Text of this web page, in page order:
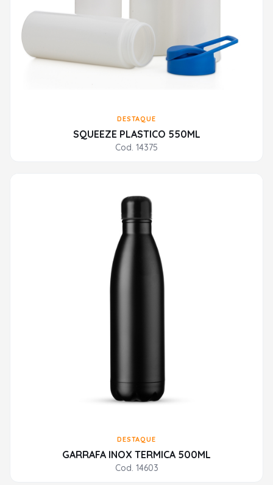
DESTAQUE
SQUEEZE PLASTICO 550ML
Cod. 14375
DESTAQUE
GARRAFA INOX TERMICA 500ML
Cod. 14603